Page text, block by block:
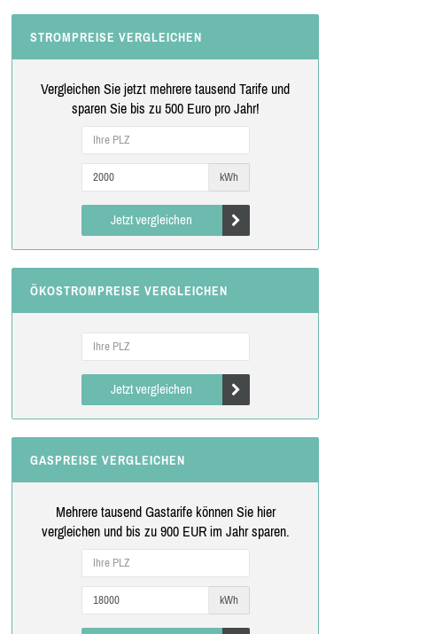
STROMPREISE VERGLEICHEN
Vergleichen Sie jetzt mehrere tausend Tarife und
sparen Sie bis zu 500 Euro pro Jahr!
kWh
Jetzt vergleichen
ÖKOSTROMPREISE VERGLEICHEN
Jetzt vergleichen
GASPREISE VERGLEICHEN
Mehrere tausend Gastarife können Sie hier
vergleichen und bis zu 900 EUR im Jahr sparen.
kWh